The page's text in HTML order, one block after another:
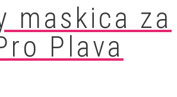
maskica za
Plava